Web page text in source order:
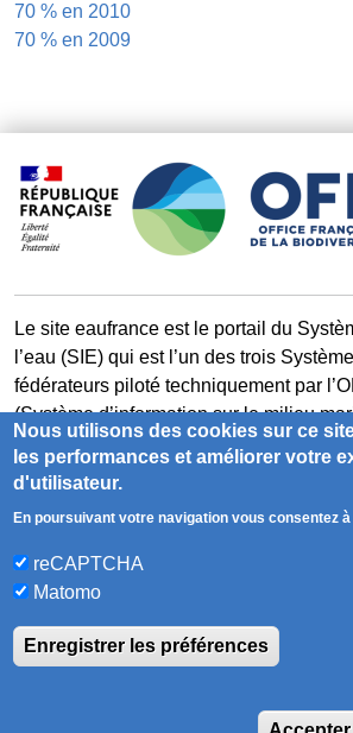
70 % en 2010
70 % en 2009
Le site eaufrance est le portail du
l’eau (SIE) qui est l’un des trois
fédérateurs piloté techniquement par
(Système d’information sur le milieu
milieumarinfrance et le SIB (Système
biodiversité) et son portail naturefrance.
Accessibilité Contact
Mentions légales
Plan du site
Sauf mention contraire, tous les
Nous utilisons des cookies sur ce
les performances et améliorer votre
d'utilisateur.
En poursuivant votre navigation vous consentez
reCAPTCHA
Matomo
Enregistrer les préférences